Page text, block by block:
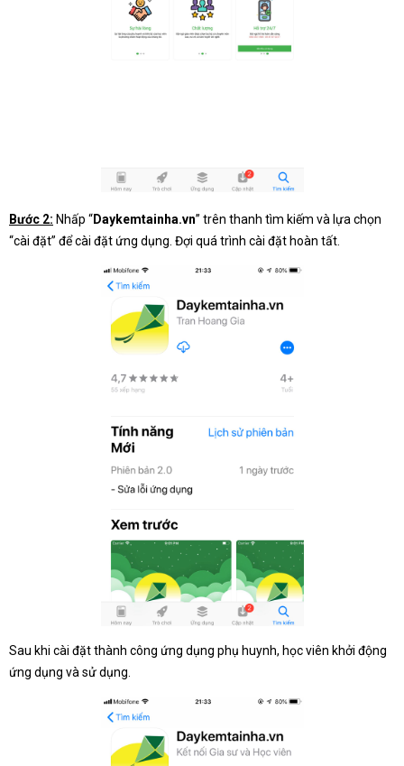
Bước 2: Nhấp “Daykemtainha.vn” trên thanh tìm kiếm và lựa chọn
“cài đặt” để cài đặt ứng dụng. Đợi quá trình cài đặt hoàn tất.
Sau khi cài đặt thành công ứng dụng phụ huynh, học viên khởi động
ứng dụng và sử dụng.